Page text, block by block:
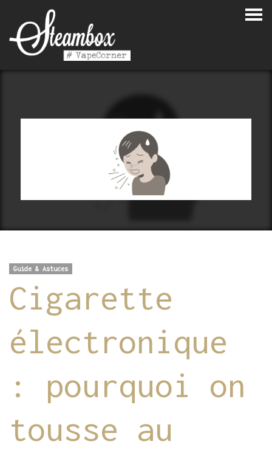
Guide & Astuces
Cigarette
électronique
: pourquoi on
tousse au